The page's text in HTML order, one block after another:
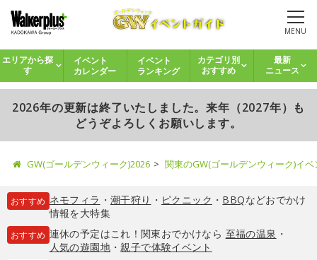
MENU
エリアから探
す
イベント
カレンダー
イベント
ランキング
カテゴリ別
おすすめ
最新
ニュース
2026年の更新は終了いたしました。来年（2027年）も
どうぞよろしくお願いします。
GW(ゴールデンウィーク)2026 関東のGW(ゴールデンウィーク)イ
おすすめ ネモフィラ ・ 潮干狩り ・ ピクニック ・ BBQなどおでかけ
情報を大特集
おすすめ 連休の予定はこれ！関東おでかけなら 至福の温泉 ・
人気の遊園地・親子で体験イベント